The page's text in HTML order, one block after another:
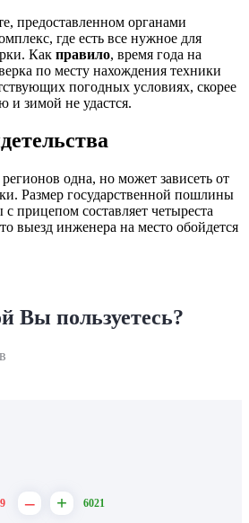
предоставленном органами
где есть все нужное для
Как правило, время года на
по месту нахождения техники
погодных условиях, скорее
и зимой не удастся.
одна, но может зависеть от
Размер государственной пошлины
прицепом составляет четыреста
выезд инженера на место обойдется
Вы пользуетесь?
– + 6021